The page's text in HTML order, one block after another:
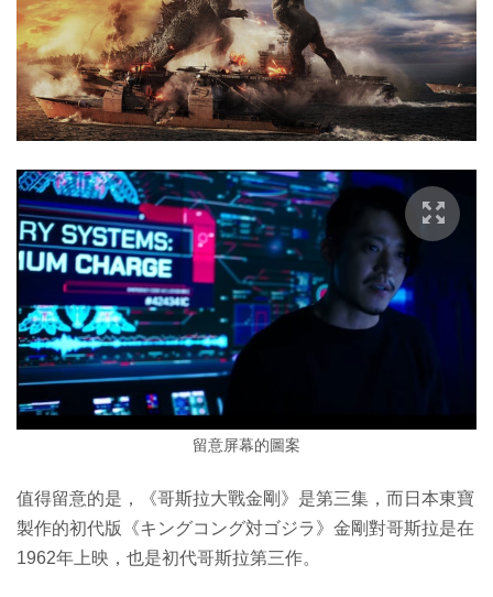
留意屏幕的圖案
值得留意的是，《哥斯拉大戰金剛》是第三集，而日本東寶
製作的初代版《キングコング対ゴジラ》金剛對哥斯拉是在
1962年上映，也是初代哥斯拉第三作。